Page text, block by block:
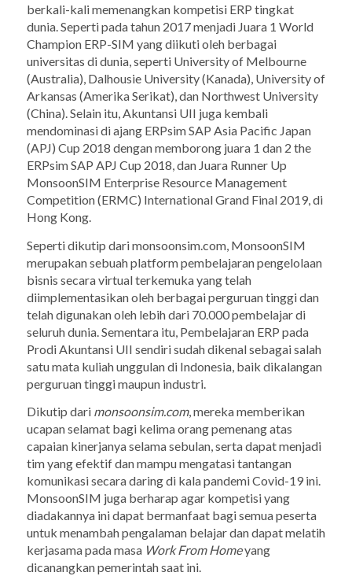
berkali-kali memenangkan kompetisi ERP tingkat
dunia. Seperti pada tahun 2017 menjadi Juara 1 World
Champion ERP-SIM yang diikuti oleh berbagai
universitas di dunia, seperti University of Melbourne
(Australia), Dalhousie University (Kanada), University of
Arkansas (Amerika Serikat), dan Northwest University
(China). Selain itu, Akuntansi UII juga kembali
mendominasi di ajang ERPsim SAP Asia Pacific Japan
(APJ) Cup 2018 dengan memborong juara 1 dan 2 the
ERPsim SAP APJ Cup 2018, dan Juara Runner Up
MonsoonSIM Enterprise Resource Management
Competition (ERMC) International Grand Final 2019, di
Hong Kong.
Seperti dikutip dari monsoonsim.com, MonsoonSIM
merupakan sebuah platform pembelajaran pengelolaan
bisnis secara virtual terkemuka yang telah
diimplementasikan oleh berbagai perguruan tinggi dan
telah digunakan oleh lebih dari 70.000 pembelajar di
seluruh dunia. Sementara itu, Pembelajaran ERP pada
Prodi Akuntansi UII sendiri sudah dikenal sebagai salah
satu mata kuliah unggulan di Indonesia, baik dikalangan
perguruan tinggi maupun industri.
Dikutip dari monsoonsim.com, mereka memberikan
ucapan selamat bagi kelima orang pemenang atas
capaian kinerjanya selama sebulan, serta dapat menjadi
tim yang efektif dan mampu mengatasi tantangan
komunikasi secara daring di kala pandemi Covid-19 ini.
MonsoonSIM juga berharap agar kompetisi yang
diadakannya ini dapat bermanfaat bagi semua peserta
untuk menambah pengalaman belajar dan dapat melatih
kerjasama pada masa Work From Homeyang
dicanangkan pemerintah saat ini.